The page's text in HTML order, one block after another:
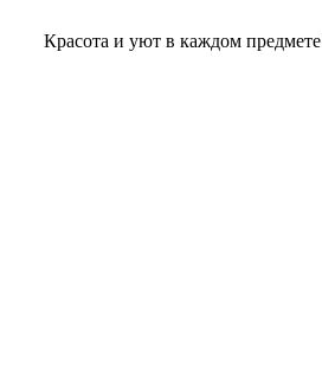
Красота и уют в каждом